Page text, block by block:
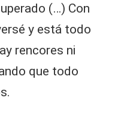
(…) Con
y está todo
rencores ni
que todo